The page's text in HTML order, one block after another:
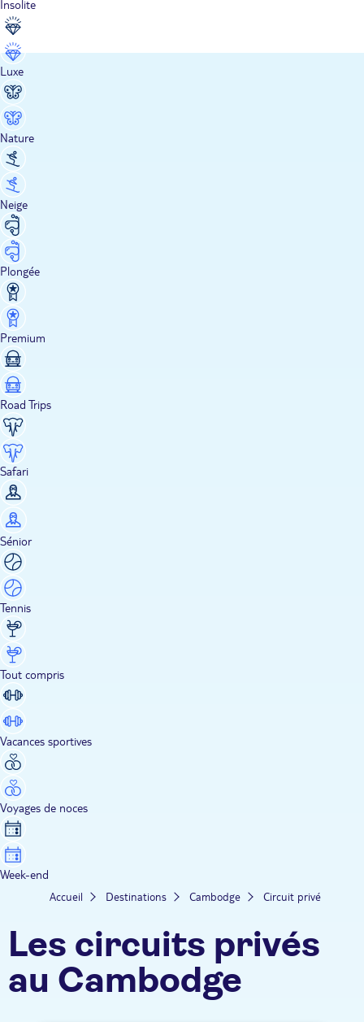
Insolite
Luxe
Nature
Neige
Plongée
Premium
Road Trips
Safari
Sénior
Tennis
Tout compris
Vacances sportives
Voyages de noces
Week-end
Accueil Destinations Cambodge Circuit privé
Les circuits privés
au Cambodge